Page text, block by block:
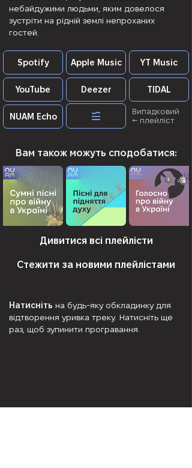
небайдужими людьми, яким довелося
зустріти на рідній землі непроханих
гостей.
Spotify Apple Music YT Music
YouTube Deezer TIDAL
NUAM Echo
Випадковий
← плейліст
Вам також можуть сподобатися:
Дивитися всі плейлісти
Стежити за новими плейлістами
Натисніть на будь-яку обкладинку для
відтворення уривка треку. Натисніть ще
раз, щоб зупинити програвання.